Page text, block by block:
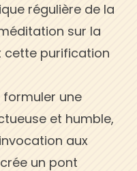
régulière de la
sur la
cette purification
formuler une
et humble,
aux
un pont